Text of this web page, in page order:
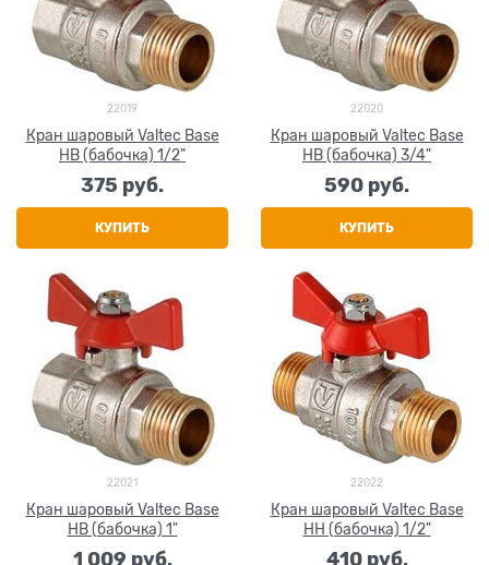
22019
Кран шаровый Valtec Base
НВ (бабочка) 1/2"
375 руб.
КУПИТЬ
22020
Кран шаровый Valtec Base
НВ (бабочка) 3/4"
590 руб.
КУПИТЬ
22021
Кран шаровый Valtec Base
НВ (бабочка) 1"
1 009 руб.
22022
Кран шаровый Valtec Base
НН (бабочка) 1/2"
410 руб.